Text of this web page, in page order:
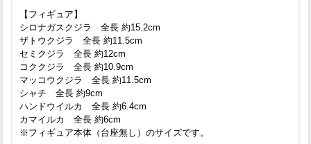
【フィギュア】
シロナガスクジラ 全長 約15.2cm
ザトウクジラ 全長 約11.5cm
セミクジラ 全長 約12cm
コククジラ 全長 約10.9cm
マッコウクジラ 全長 約11.5cm
シャチ 全長 約9cm
ハンドウイルカ 全長 約6.4cm
カマイルカ 全長 約6cm
※フィギュア本体（台座無し）のサイズです。